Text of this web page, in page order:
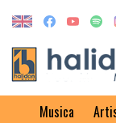
Musica